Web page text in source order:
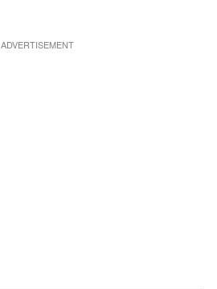
ADVERTISEMENT